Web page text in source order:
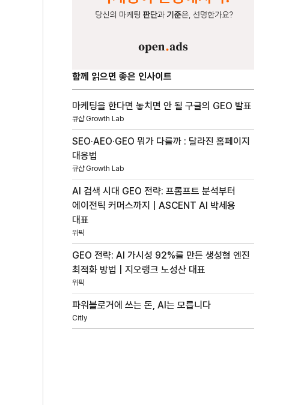
함께 읽으면 좋은 인사이트
마케팅을 한다면 놓치면 안 될 구글의 GEO 발표
큐샵 Growth Lab
SEO·AEO·GEO 뭐가 다를까 : 달라진 홈페이지
대응법
큐샵 Growth Lab
AI 검색 시대 GEO 전략: 프롬프트 분석부터
에이전틱 커머스까지 | ASCENT AI 박세용
대표
위픽
GEO 전략: AI 가시성 92%를 만든 생성형 엔진
최적화 방법 | 지오랭크 노성산 대표
위픽
파워블로거에 쓰는 돈, AI는 모릅니다
Citly